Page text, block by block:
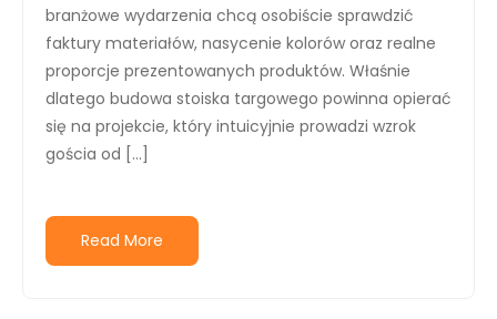
branżowe wydarzenia chcą osobiście sprawdzić
faktury materiałów, nasycenie kolorów oraz realne
proporcje prezentowanych produktów. Właśnie
dlatego budowa stoiska targowego powinna opierać
się na projekcie, który intuicyjnie prowadzi wzrok
gościa od […]
Read More